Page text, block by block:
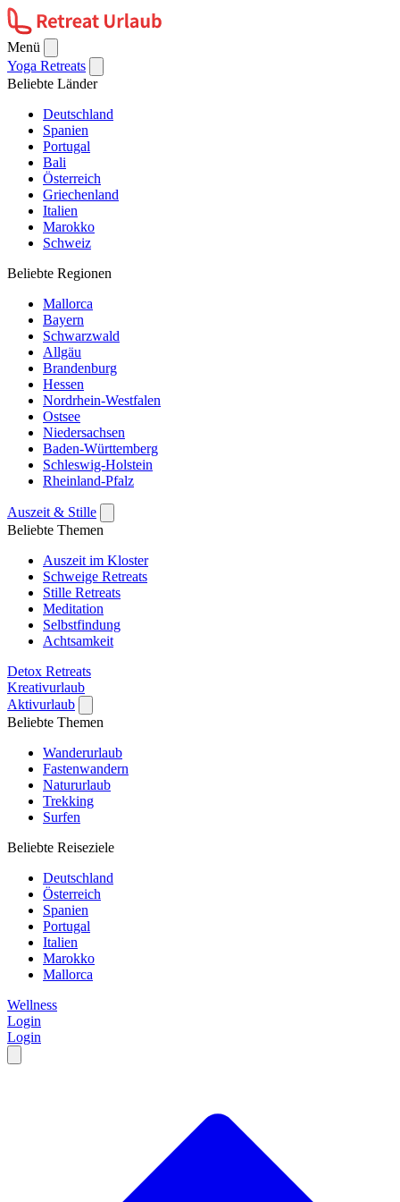
Menü
Yoga Retreats
Beliebte Länder
Deutschland
Spanien
Portugal
Bali
Österreich
Griechenland
Italien
Marokko
Schweiz
Beliebte Regionen
Mallorca
Bayern
Schwarzwald
Allgäu
Brandenburg
Hessen
Nordrhein-Westfalen
Ostsee
Niedersachsen
Baden-Württemberg
Schleswig-Holstein
Rheinland-Pfalz
Auszeit & Stille
Beliebte Themen
Auszeit im Kloster
Schweige Retreats
Stille Retreats
Meditation
Selbstfindung
Achtsamkeit
Detox Retreats
Kreativurlaub
Aktivurlaub
Beliebte Themen
Wanderurlaub
Fastenwandern
Natururlaub
Trekking
Surfen
Beliebte Reiseziele
Deutschland
Österreich
Spanien
Portugal
Italien
Marokko
Mallorca
Wellness
Login
Login